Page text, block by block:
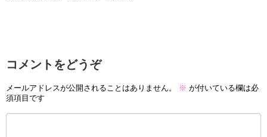
コメントをどうぞ
メールアドレスが公開されることはありません。 ※ が付いている欄は必
須項目です